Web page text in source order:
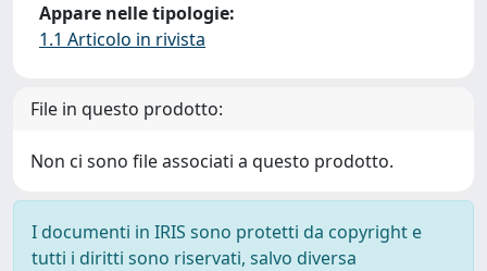
Appare nelle tipologie:
1.1 Articolo in rivista
File in questo prodotto:
Non ci sono file associati a questo prodotto.
I documenti in IRIS sono protetti da copyright e
tutti i diritti sono riservati, salvo diversa